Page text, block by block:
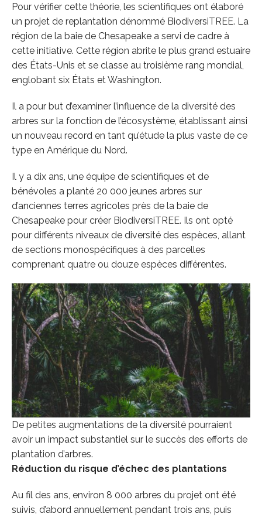
Pour vérifier cette théorie, les scientifiques ont élaboré
un projet de replantation dénommé BiodiversiTREE. La
région de la baie de Chesapeake a servi de cadre à
cette initiative. Cette région abrite le plus grand estuaire
des États-Unis et se classe au troisième rang mondial,
englobant six États et Washington.
Il a pour but d’examiner l’influence de la diversité des
arbres sur la fonction de l’écosystème, établissant ainsi
un nouveau record en tant qu’étude la plus vaste de ce
type en Amérique du Nord.
Il y a dix ans, une équipe de scientifiques et de
bénévoles a planté 20 000 jeunes arbres sur
d’anciennes terres agricoles près de la baie de
Chesapeake pour créer BiodiversiTREE. Ils ont opté
pour différents niveaux de diversité des espèces, allant
de sections monospécifiques à des parcelles
comprenant quatre ou douze espèces différentes.
De petites augmentations de la diversité pourraient
avoir un impact substantiel sur le succès des efforts de
plantation d’arbres.
Réduction du risque d’échec des plantations
Au fil des ans, environ 8 000 arbres du projet ont été
suivis, d’abord annuellement pendant trois ans, puis